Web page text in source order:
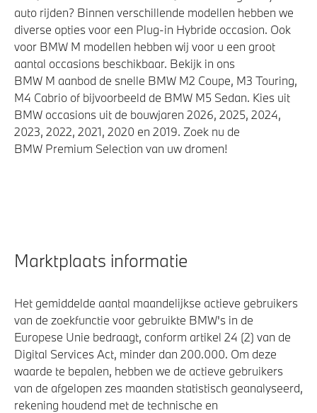
auto rijden? Binnen verschillende modellen hebben we
diverse opties voor een Plug-in Hybride occasion. Ook
voor BMW M modellen hebben wij voor u een groot
aantal occasions beschikbaar. Bekijk in ons
BMW M aanbod de snelle BMW M2 Coupe, M3 Touring,
M4 Cabrio of bijvoorbeeld de BMW M5 Sedan. Kies uit
BMW occasions uit de bouwjaren 2026, 2025, 2024,
2023, 2022, 2021, 2020 en 2019. Zoek nu de
BMW Premium Selection van uw dromen!
Marktplaats informatie
Het gemiddelde aantal maandelijkse actieve gebruikers
van de zoekfunctie voor gebruikte BMW's in de
Europese Unie bedraagt, conform artikel 24 (2) van de
Digital Services Act, minder dan 200.000. Om deze
waarde te bepalen, hebben we de actieve gebruikers
van de afgelopen zes maanden statistisch geanalyseerd,
rekening houdend met de technische en